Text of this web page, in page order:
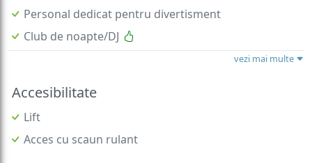
Personal dedicat pentru divertisment
Club de noapte/DJ
vezi mai multe
Accesibilitate
Lift
Acces cu scaun rulant